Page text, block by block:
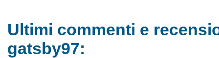
Ultimi commenti e
gatsby97: